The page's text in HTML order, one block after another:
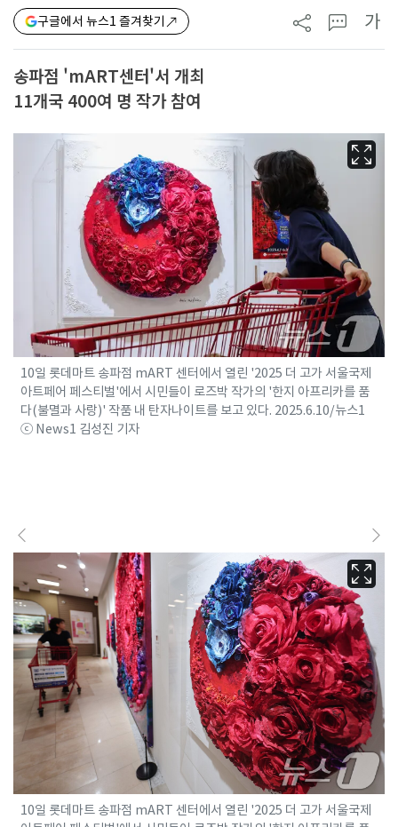
구글에서 뉴스1 즐겨찾기 가
송파점 'mART센터'서 개최
11개국 400여 명 작가 참여
10일 롯데마트 송파점 mART 센터에서 열린 '2025 더 고가 서울국제
아트페어 페스티벌'에서 시민들이 로즈박 작가의 '한지 아프리카를 품
다(불멸과 사랑)' 작품 내 탄자나이트를 보고 있다. 2025.6.10/뉴스1
ⓒ News1 김성진 기자
10일 롯데마트 송파점 mART 센터에서 열린 '2025 더 고가 서울국제